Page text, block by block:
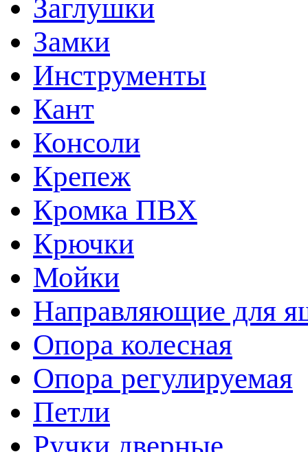
Заглушки
Замки
Инструменты
Кант
Консоли
Крепеж
Кромка ПВХ
Крючки
Мойки
Направляющие для
Опора колесная
Опора регулируемая
Петли
Ручки дверные